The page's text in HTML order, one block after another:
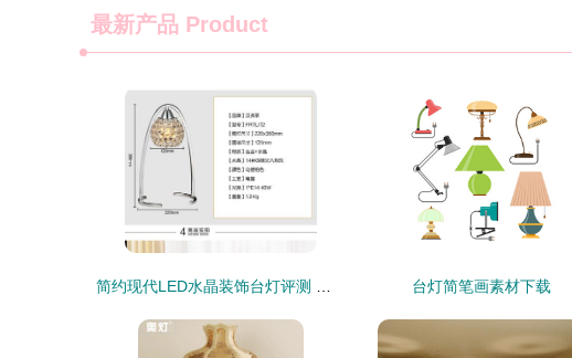
最新产品 Product
台灯简笔画素材下载